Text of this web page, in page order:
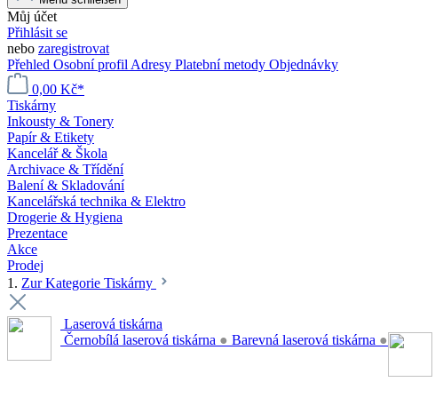
Můj účet
Přihlásit se
nebo zaregistrovat
Přehled Osobní profil Adresy Platební metody Objednávky
0,00 Kč*
Tiskárny
Inkousty & Tonery
Papír & Etikety
Kancelář & Škola
Archivace & Třídění
Balení & Skladování
Kancelářská technika & Elektro
Drogerie & Hygiena
Prezentace
Akce
Prodej
1. Zur Kategorie Tiskárny
Laserová tiskárna
Černobílá laserová tiskárna ● Barevná laserová tiskárna ●